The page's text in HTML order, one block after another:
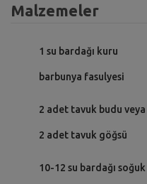
Malzemeler
1 su bardağı kuru
barbunya fasulyesi
2 adet tavuk budu veya
2 adet tavuk göğsü
10-12 su bardağı soğuk